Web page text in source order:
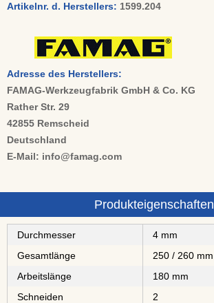
Artikelnr. d. Herstellers: 1599.204
Adresse des Herstellers:
FAMAG-Werkzeugfabrik GmbH & Co. KG
Rather Str. 29
42855 Remscheid
Deutschland
E-Mail: info@famag.com
Produkteigenschaften
Durchmesser
4 mm
Gesamtlänge
250 / 260 mm
Arbeitslänge
180 mm
Schneiden
2